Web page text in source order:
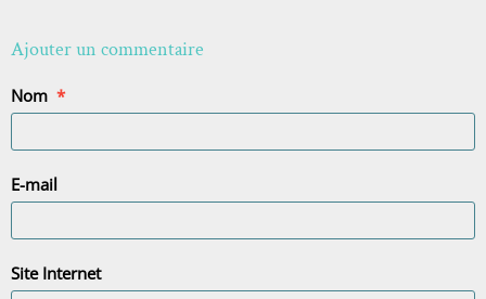
Ajouter un commentaire
Nom
E-mail
Site Internet